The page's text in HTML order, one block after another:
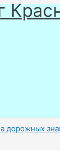
дорожных